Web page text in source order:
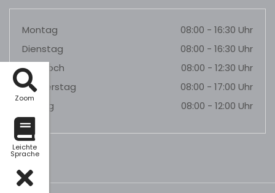
Zoom
Leichte
Sprache
Montag
08:00 - 16:30 Uhr
Dienstag
08:00 - 16:30 Uhr
Mittwoch
08:00 - 12:30 Uhr
Donnerstag
08:00 - 17:00 Uhr
Freitag
08:00 - 12:00 Uhr